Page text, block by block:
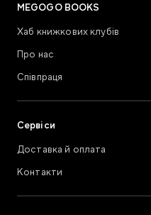
MEGOGO BOOKS
Хаб книжкових клубів
Про нас
Співпраця
Сервіси
Доставка й оплата
Контакти